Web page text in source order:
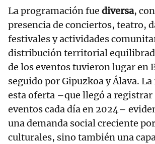
La programación fue diversa,
presencia de conciertos, teatro,
festivales y actividades
distribución territorial
de los eventos tuvieron lugar en
seguido por Gipuzkoa y Álava. La
esta oferta –que llegó a registrar
eventos cada día en 2024–
una demanda social creciente
culturales, sino también una